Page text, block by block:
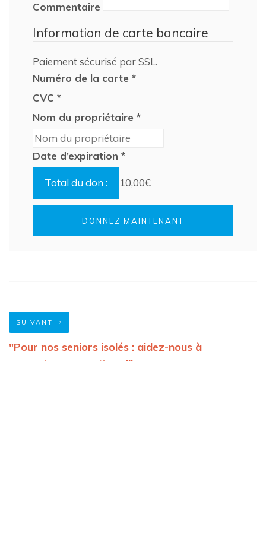
Commentaire
Information de carte bancaire
Paiement sécurisé par SSL.
Numéro de la carte *
CVC *
Nom du propriétaire *
Date d’expiration *
Total du don : 10,00€
SUIVANT
"Pour nos seniors isolés : aidez-nous à
poursuivre nos actions !"